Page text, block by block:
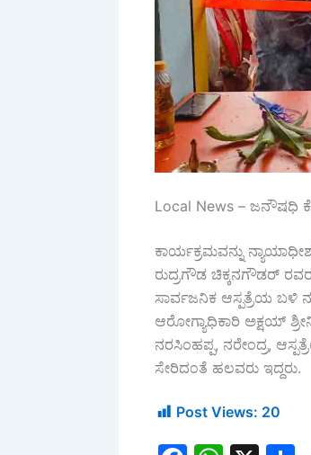
Local News – ಜನೌಷಧಿ
ಕಾರ್ಯಕ್ರಮವನ್ನು
ರುದ್ರಗೌಡ ಚಿಕ್ಕನಗೌಡರ್
ಸಾರ್ವಜನಿಕ ಆಸ್ಪತ್ರೆಯ ಬಳಿ
ಆರೋಗ್ಯಾಧಿಕಾರಿ ಅಕ್ಷಯ್
ನರಸಿಂಹಪ್ಪ, ನರೇಂದ್ರ,
ಸೇರಿದಂತೆ ಹಲವರು ಇದ್ದರು.
Post Views: 20